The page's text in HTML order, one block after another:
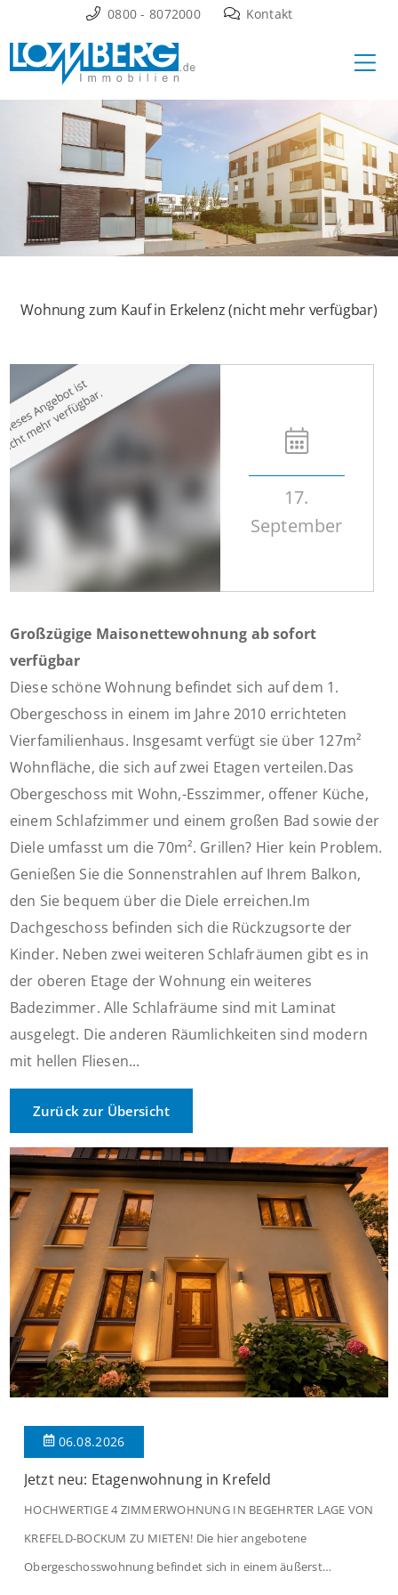
Inhalt
springen
0800 - 8072000 Kontakt
Wohnung zum Kauf in Erkelenz (nicht mehr verfügbar)
17.
September
Großzügige Maisonettewohnung ab sofort
verfügbar
Diese schöne Wohnung befindet sich auf dem 1.
Obergeschoss in einem im Jahre 2010 errichteten
Vierfamilienhaus. Insgesamt verfügt sie über 127m²
Wohnfläche, die sich auf zwei Etagen verteilen.Das
Obergeschoss mit Wohn,-Esszimmer, offener Küche,
einem Schlafzimmer und einem großen Bad sowie der
Diele umfasst um die 70m². Grillen? Hier kein Problem.
Genießen Sie die Sonnenstrahlen auf Ihrem Balkon,
den Sie bequem über die Diele erreichen.Im
Dachgeschoss befinden sich die Rückzugsorte der
Kinder. Neben zwei weiteren Schlafräumen gibt es in
der oberen Etage der Wohnung ein weiteres
Badezimmer. Alle Schlafräume sind mit Laminat
ausgelegt. Die anderen Räumlichkeiten sind modern
mit hellen Fliesen...
Zurück zur Übersicht
06.08.2026
Jetzt neu: Etagenwohnung in Krefeld
HOCHWERTIGE 4 ZIMMERWOHNUNG IN BEGEHRTER LAGE VON
KREFELD-BOCKUM ZU MIETEN! Die hier angebotene
Obergeschosswohnung befindet sich in einem äußerst